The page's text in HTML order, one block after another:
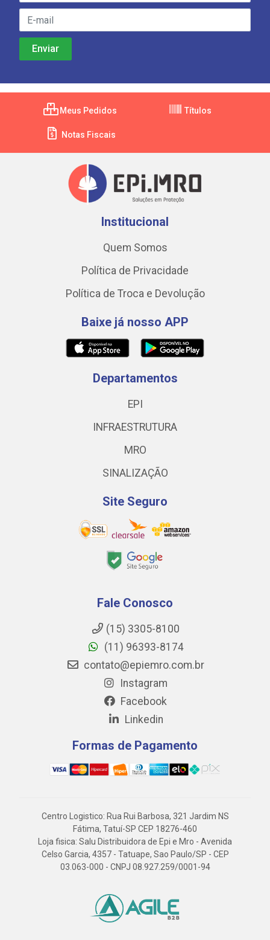
Meus Pedidos Títulos
Notas Fiscais
Institucional
Quem Somos
Política de Privacidade
Política de Troca e Devolução
Baixe já nosso APP
Departamentos
EPI
INFRAESTRUTURA
MRO
SINALIZAÇÃO
Site Seguro
Fale Conosco
(15) 3305-8100
(11) 96393-8174
contato@epiemro.com.br
Instagram
Facebook
Linkedin
Formas de Pagamento
Centro Logistico: Rua Rui Barbosa, 321 Jardim NS
Fátima, Tatuí-SP CEP 18276-460
Loja fisica: Salu Distribuidora de Epi e Mro - Avenida
Celso Garcia, 4357 - Tatuape, Sao Paulo/SP - CEP
03.063-000 - CNPJ 08.927.259/0001-94